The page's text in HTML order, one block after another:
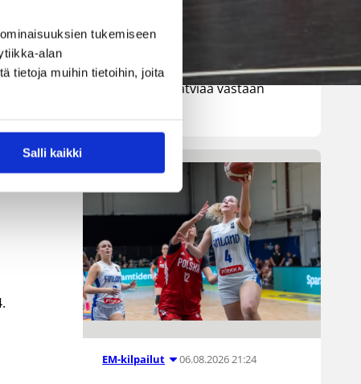
tukemiseen
alan
tietoja muihin tietoihin, joita
Salli kaikki
Vuorinen.
Suomen 15-vuotiaiden poikien
turnauksen päätösottelussa 66–
74-tappion Latviaa vastaan
EM-kilpailut 06.08.2026 21:24